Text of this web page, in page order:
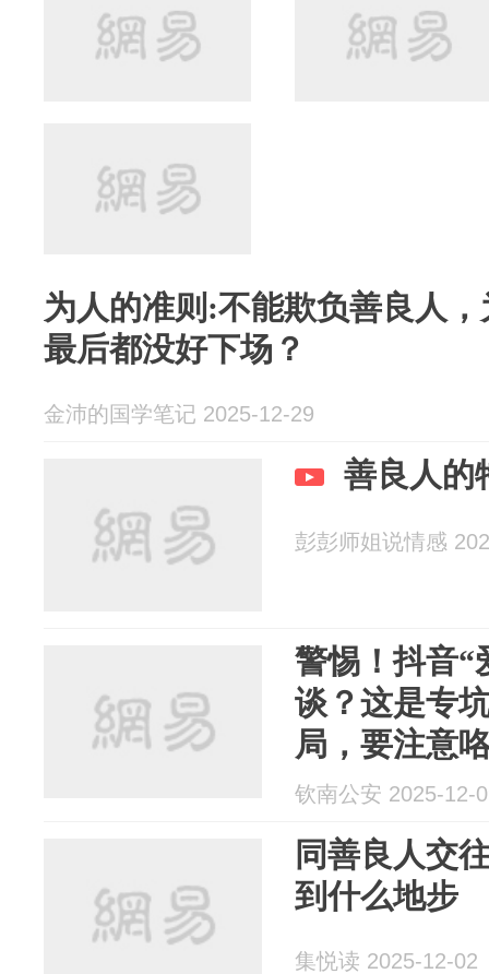
为人的准则:不能欺负善良人
最后都没好下场？
金沛的国学笔记 2025-12-29
善良人的
彭彭师姐说情感
警惕！抖音“
谈？这是专
局，要注意
钦南公安 2025-12-
同善良人交
到什么地步
集悦读 2025-12-02